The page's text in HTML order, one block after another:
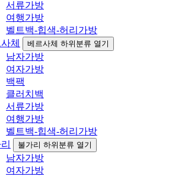
서류가방
여행가방
벨트백-힙색-허리가방
체
베르사체 하위분류 열기
남자가방
여자가방
백팩
클러치백
서류가방
여행가방
벨트백-힙색-허리가방
불가리 하위분류 열기
남자가방
여자가방